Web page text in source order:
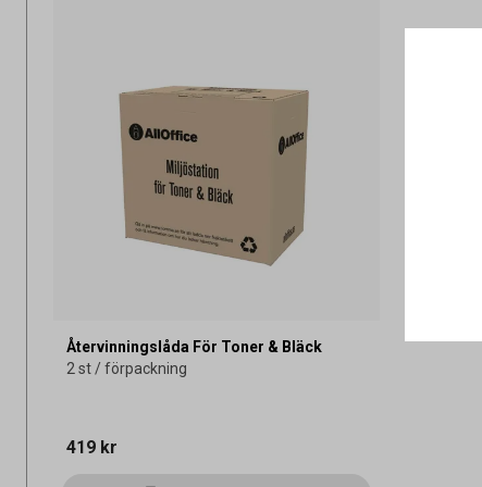
Återvinningslåda För Toner & Bläck
2 st / förpackning
419 kr